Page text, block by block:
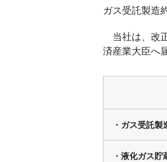
ガス受託製造
当社は、改
済産業大臣へ
・ガス受託
・液化ガス